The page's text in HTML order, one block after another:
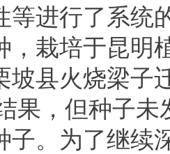
等进行了系统
，栽培于昆明
坡县火烧梁子
果，但种子未
子。为了继续